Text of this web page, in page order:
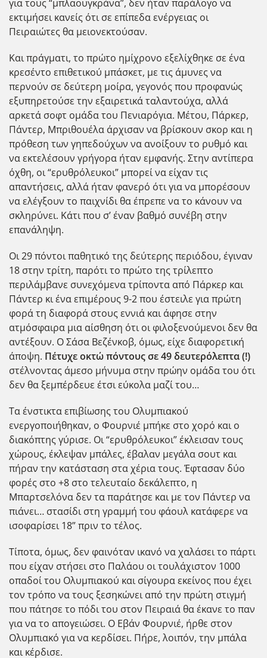
για τους “μπλαουγκράνα”, δεν ήταν παράλογο να
εκτιμήσει κανείς ότι σε επίπεδα ενέργειας οι
Πειραιώτες θα μειονεκτούσαν.
Και πράγματι, το πρώτο ημίχρονο εξελίχθηκε σε ένα
κρεσέντο επιθετικού μπάσκετ, με τις άμυνες να
περνούν σε δεύτερη μοίρα, γεγονός που προφανώς
εξυπηρετούσε την εξαιρετικά ταλαντούχα, αλλά
αρκετά σοφτ ομάδα του Πενιαρόγια. Μέτου, Πάρκερ,
Πάντερ, Μπριθουέλα άρχισαν να βρίσκουν σκορ και η
πρόθεση των γηπεδούχων να ανοίξουν το ρυθμό και
να εκτελέσουν γρήγορα ήταν εμφανής. Στην αντίπερα
όχθη, οι “ερυθρόλευκοι” μπορεί να είχαν τις
απαντήσεις, αλλά ήταν φανερό ότι για να μπορέσουν
να ελέγξουν το παιχνίδι θα έπρεπε να το κάνουν να
σκληρύνει. Κάτι που σ’ έναν βαθμό συνέβη στην
επανάληψη.
Οι 29 πόντοι παθητικό της δεύτερης περιόδου, έγιναν
18 στην τρίτη, παρότι το πρώτο της τρίλεπτο
περιλάμβανε συνεχόμενα τρίποντα από Πάρκερ και
Πάντερ κι ένα επιμέρους 9-2 που έστειλε για πρώτη
φορά τη διαφορά στους εννιά και άφησε στην
ατμόσφαιρα μια αίσθηση ότι οι φιλοξενούμενοι δεν θα
αντέξουν. Ο Σάσα Βεζένκοβ, όμως, είχε διαφορετική
άποψη. Πέτυχε οκτώ πόντους σε 49 δευτερόλεπτα (!)
στέλνοντας άμεσο μήνυμα στην πρώην ομάδα του ότι
δεν θα ξεμπέρδευε έτσι εύκολα μαζί του…
Τα ένστικτα επιβίωσης του Ολυμπιακού
ενεργοποιήθηκαν, ο Φουρνιέ μπήκε στο χορό και ο
διακόπτης γύρισε. Οι “ερυθρόλευκοι” έκλεισαν τους
χώρους, έκλεψαν μπάλες, έβαλαν μεγάλα σουτ και
πήραν την κατάσταση στα χέρια τους. Έφτασαν δύο
φορές στο +8 στο τελευταίο δεκάλεπτο, η
Μπαρτσελόνα δεν τα παράτησε και με τον Πάντερ να
πιάνει… στασίδι στη γραμμή του φάουλ κατάφερε να
ισοφαρίσει 18” πριν το τέλος.
Τίποτα, όμως, δεν φαινόταν ικανό να χαλάσει το πάρτι
που είχαν στήσει στο Παλάου οι τουλάχιστον 1000
οπαδοί του Ολυμπιακού και σίγουρα εκείνος που έχει
τον τρόπο να τους ξεσηκώνει από την πρώτη στιγμή
που πάτησε το πόδι του στον Πειραιά θα έκανε το παν
για να το απογειώσει. Ο Εβάν Φουρνιέ, ήρθε στον
Ολυμπιακό για να κερδίσει. Πήρε, λοιπόν, την μπάλα
και κέρδισε.